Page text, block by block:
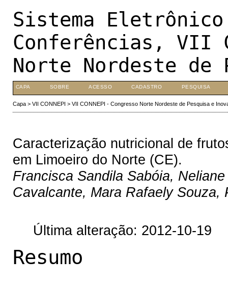
Sistema
Conferências, VII
Norte Nordeste de
CAPA SOBRE ACESSO CADASTRO PESQUISA
Capa> VII CONNEPI > VII CONNEPI - Congresso Norte Nordeste de Pesquisa e
Caracterização nutricional de
em Limoeiro do Norte (CE).
Francisca Sandila Sabóia,
Cavalcante, Mara Rafaely Souza,
Última alteração: 2012-10-19
Resumo